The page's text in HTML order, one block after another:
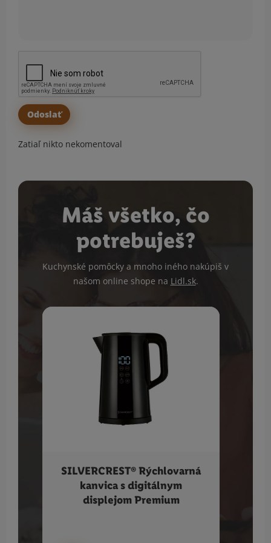
Zatiaľ nikto nekomentoval
Máš všetko, čo
potrebuješ?
Kuchynské pomôcky a mnoho iného nakúpiš v
našom online shope na Lidl.sk.
SILVERCREST® Rýchlovarná
kanvica s digitálnym
displejom Premium